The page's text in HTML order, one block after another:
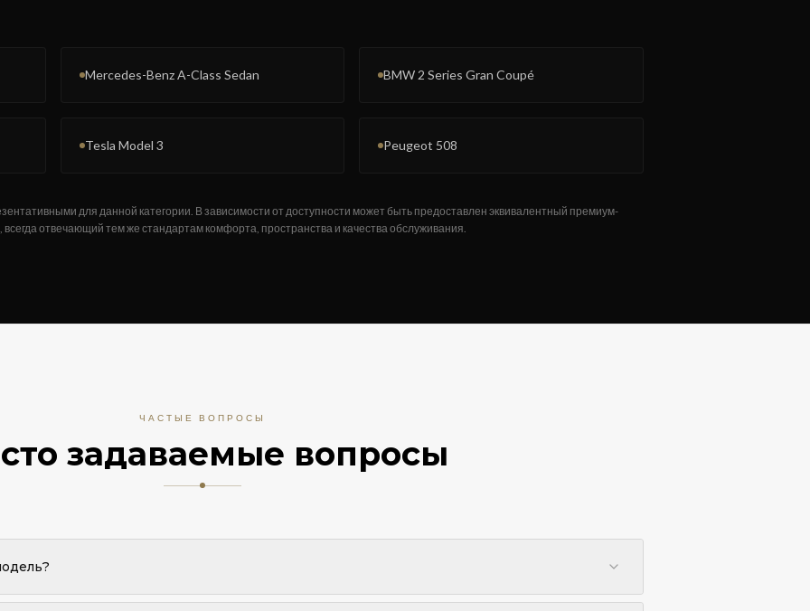
Mercedes-Benz A-Class Sedan BMW 2 Series Gran Coupé
Tesla Model 3 Peugeot 508
для данной категории. В зависимости от доступности может быть предоставлен эквивалентный премиум-
всегда отвечающий тем же стандартам комфорта, пространства и качества обслуживания.
ЧАСТЫЕ ВОПРОСЫ
задаваемые вопросы
Mercedes-Benz CLA представлен как референсный автомобиль для данной категории. В